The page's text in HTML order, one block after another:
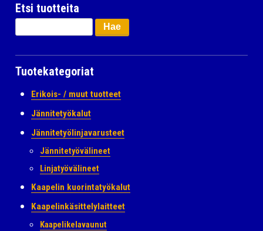
Etsi tuotteita
Haku:
Tuotekategoriat
Erikois- / muut tuotteet
Jännitetyökalut
Jännitetyölinjavarusteet
Jännitetyövälineet
Linjatyövälineet
Kaapelin kuorintatyökalut
Kaapelinkäsittelylaitteet
Kaapelikelavaunut